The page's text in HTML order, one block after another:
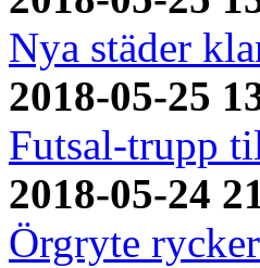
Nya städer
2018-05-25
Futsal-trupp
2018-05-24
Örgryte